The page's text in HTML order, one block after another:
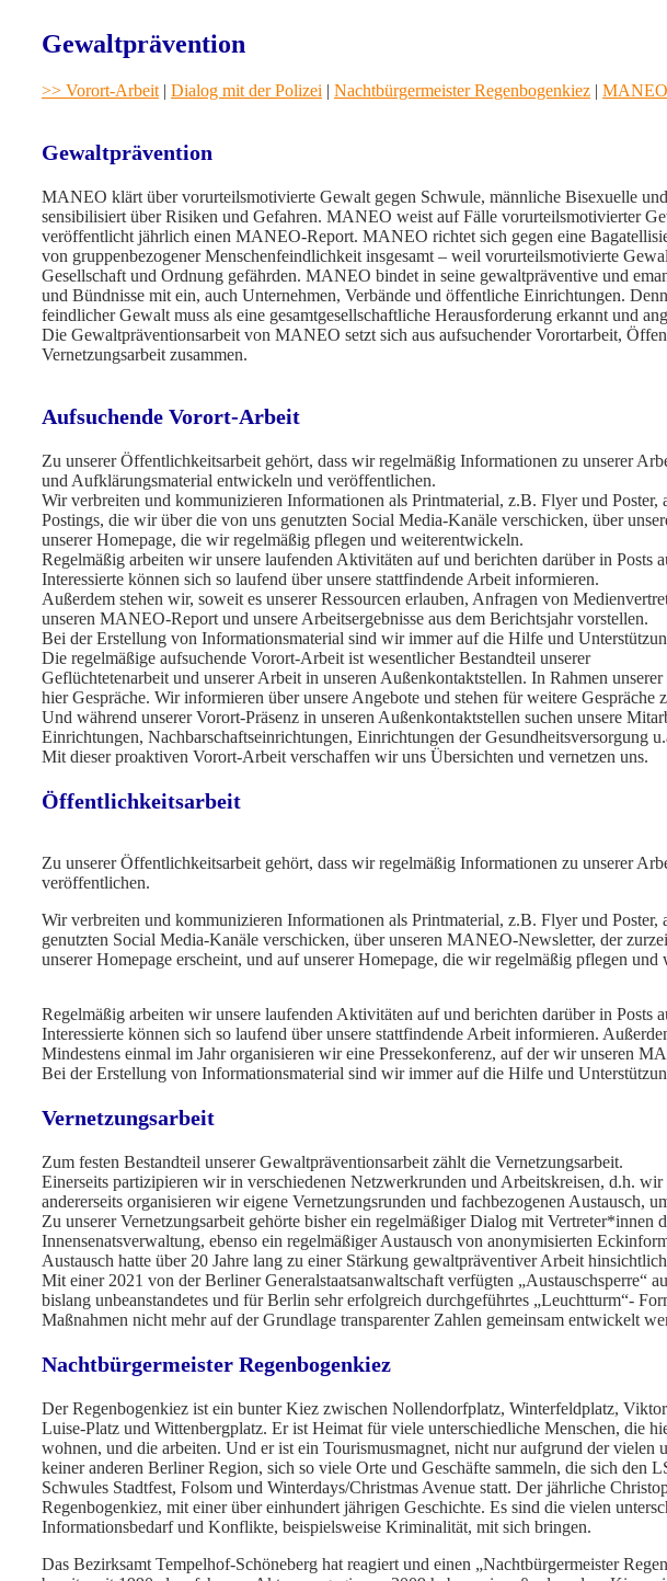
Gewaltprävention
>> Vorort-Arbeit | Dialog mit der Polizei | Nachtbürgermeister Regenbogenkiez |
Gewaltprävention
MANEO klärt über vorurteilsmotivierte Gewalt gegen Schwule, männliche Bisexuelle
sensibilisiert über Risiken und Gefahren. MANEO weist auf Fälle vorurteilsmotivierter
veröffentlicht jährlich einen MANEO-Report. MANEO richtet sich gegen eine
von gruppenbezogener Menschenfeindlichkeit insgesamt – weil vorurteilsmotivierte
Gesellschaft und Ordnung gefährden. MANEO bindet in seine gewaltpräventive und
und Bündnisse mit ein, auch Unternehmen, Verbände und öffentliche Einrichtungen.
feindlicher Gewalt muss als eine gesamtgesellschaftliche Herausforderung erkannt und
Die Gewaltpräventionsarbeit von MANEO setzt sich aus aufsuchender Vorortarbeit,
Vernetzungsarbeit zusammen.
Aufsuchende Vorort-Arbeit
Zu unserer Öffentlichkeitsarbeit gehört, dass wir regelmäßig Informationen zu unserer
und Aufklärungsmaterial entwickeln und veröffentlichen.
Wir verbreiten und kommunizieren Informationen als Printmaterial, z.B. Flyer und Poster,
Postings, die wir über die von uns genutzten Social Media-Kanäle verschicken, über
unserer Homepage, die wir regelmäßig pflegen und weiterentwickeln.
Regelmäßig arbeiten wir unsere laufenden Aktivitäten auf und berichten darüber in
Interessierte können sich so laufend über unsere stattfindende Arbeit informieren.
Außerdem stehen wir, soweit es unserer Ressourcen erlauben, Anfragen von
unseren MANEO-Report und unsere Arbeitsergebnisse aus dem Berichtsjahr vorstellen.
Bei der Erstellung von Informationsmaterial sind wir immer auf die Hilfe und
Die regelmäßige aufsuchende Vorort-Arbeit ist wesentlicher Bestandteil unserer
Geflüchtetenarbeit und unserer Arbeit in unseren Außenkontaktstellen. In Rahmen
hier Gespräche. Wir informieren über unsere Angebote und stehen für weitere
Und während unserer Vorort-Präsenz in unseren Außenkontaktstellen suchen unsere
Einrichtungen, Nachbarschaftseinrichtungen, Einrichtungen der Gesundheitsversorgung
Mit dieser proaktiven Vorort-Arbeit verschaffen wir uns Übersichten und vernetzen uns.
Öffentlichkeitsarbeit
Zu unserer Öffentlichkeitsarbeit gehört, dass wir regelmäßig Informationen zu unserer
veröffentlichen.
Wir verbreiten und kommunizieren Informationen als Printmaterial, z.B. Flyer und Poster,
genutzten Social Media-Kanäle verschicken, über unseren MANEO-Newsletter, der
unserer Homepage erscheint, und auf unserer Homepage, die wir regelmäßig pflegen
Regelmäßig arbeiten wir unsere laufenden Aktivitäten auf und berichten darüber in
Interessierte können sich so laufend über unsere stattfindende Arbeit informieren.
Mindestens einmal im Jahr organisieren wir eine Pressekonferenz, auf der wir unseren
Bei der Erstellung von Informationsmaterial sind wir immer auf die Hilfe und
Vernetzungsarbeit
Zum festen Bestandteil unserer Gewaltpräventionsarbeit zählt die Vernetzungsarbeit.
Einerseits partizipieren wir in verschiedenen Netzwerkrunden und Arbeitskreisen, d.h.
andererseits organisieren wir eigene Vernetzungsrunden und fachbezogenen Austausch,
Zu unserer Vernetzungsarbeit gehörte bisher ein regelmäßiger Dialog mit
Innensenatsverwaltung, ebenso ein regelmäßiger Austausch von anonymisierten
Austausch hatte über 20 Jahre lang zu einer Stärkung gewaltpräventiver Arbeit
Mit einer 2021 von der Berliner Generalstaatsanwaltschaft verfügten „Austauschsperre“
bislang unbeanstandetes und für Berlin sehr erfolgreich durchgeführtes „Leuchtturm“-
Maßnahmen nicht mehr auf der Grundlage transparenter Zahlen gemeinsam entwickelt
Nachtbürgermeister Regenbogenkiez
Der Regenbogenkiez ist ein bunter Kiez zwischen Nollendorfplatz, Winterfeldplatz,
Luise-Platz und Wittenbergplatz. Er ist Heimat für viele unterschiedliche Menschen, die
wohnen, und die arbeiten. Und er ist ein Tourismusmagnet, nicht nur aufgrund der
keiner anderen Berliner Region, sich so viele Orte und Geschäfte sammeln, die sich
Schwules Stadtfest, Folsom und Winterdays/Christmas Avenue statt. Der jährliche
Regenbogenkiez, mit einer über einhundert jährigen Geschichte. Es sind die vielen
Informationsbedarf und Konflikte, beispielsweise Kriminalität, mit sich bringen.
Das Bezirksamt Tempelhof-Schöneberg hat reagiert und einen „Nachtbürgermeister